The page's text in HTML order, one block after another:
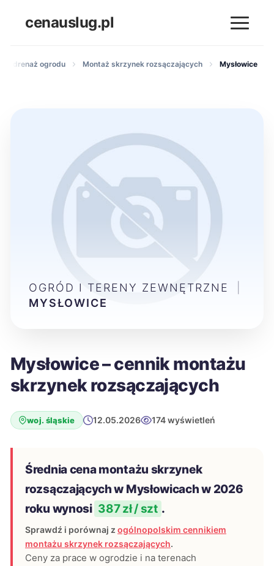
cenauslug.pl
i drenaż ogrodu Montaż skrzynek rozsączających Mysłowice
Mysłowice – cennik montażu
skrzynek rozsączających
woj. śląskie 12.05.2026 174 wyświetleń
Średnia cena montażu skrzynek
rozsączających w Mysłowicach w 2026
roku wynosi 387 zł / szt .
Sprawdź i porównaj z ogólnopolskim cennikiem
montażu skrzynek rozsączających.
Ceny za prace w ogrodzie i na terenach
OGRÓD I TERENY ZEWNĘTRZNE
MYSŁOWICE